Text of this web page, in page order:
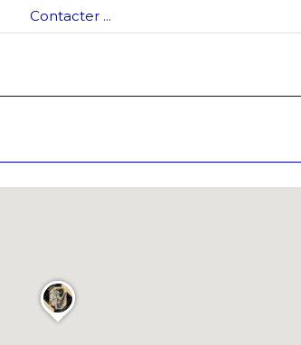
Contacter ...